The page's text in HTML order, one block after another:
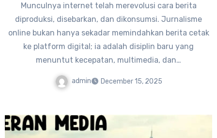
Munculnya internet telah merevolusi cara berita
diproduksi, disebarkan, dan dikonsumsi. Jurnalisme
online bukan hanya sekadar memindahkan berita cetak
ke platform digital; ia adalah disiplin baru yang
menuntut kecepatan, multimedia, dan…
admin December 15, 2025